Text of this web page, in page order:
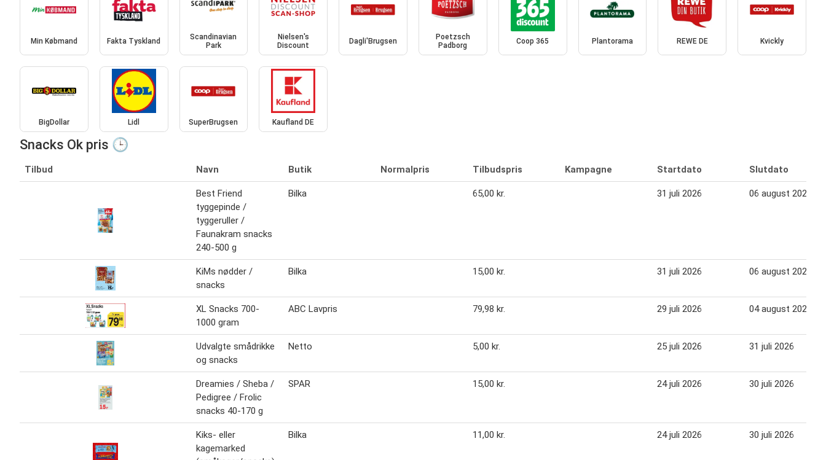
Min Købmand Fakta Tyskland
Scandinavian
Park
Nielsen's
Discount
Dagli'Brugsen
Poetzsch
Padborg
Coop 365 Plantorama REWE DE Kvickly
BigDollar Lidl SuperBrugsen Kaufland DE
Snacks Ok pris 🕒
Tilbud Navn Butik Normalpris Tilbudspris Kampagne Startdato Slutdato
Best Friend
tyggepinde /
tyggeruller /
Faunakram snacks
240-500 g
Bilka 65,00 kr. 31 juli 2026 06 august 2026
KiMs nødder /
snacks
Bilka 15,00 kr. 31 juli 2026 06 august 2026
XL Snacks 700-
1000 gram
ABC Lavpris 79,98 kr. 29 juli 2026 04 august 2026
Udvalgte smådrikke
og snacks
Netto 5,00 kr. 25 juli 2026 31 juli 2026
Dreamies / Sheba /
Pedigree / Frolic
snacks 40-170 g
SPAR 15,00 kr. 24 juli 2026 30 juli 2026
Kiks- eller
kagemarked
Bilka 11,00 kr. 24 juli 2026 30 juli 2026